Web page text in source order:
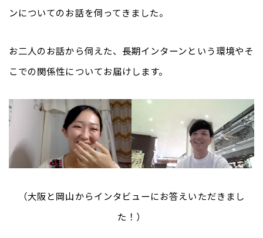
ンについてのお話を伺ってきました。
お二人のお話から伺えた、長期インターンという環境やそ
こでの関係性についてお届けします。
（大阪と岡山からインタビューにお答えいただきまし
た！）